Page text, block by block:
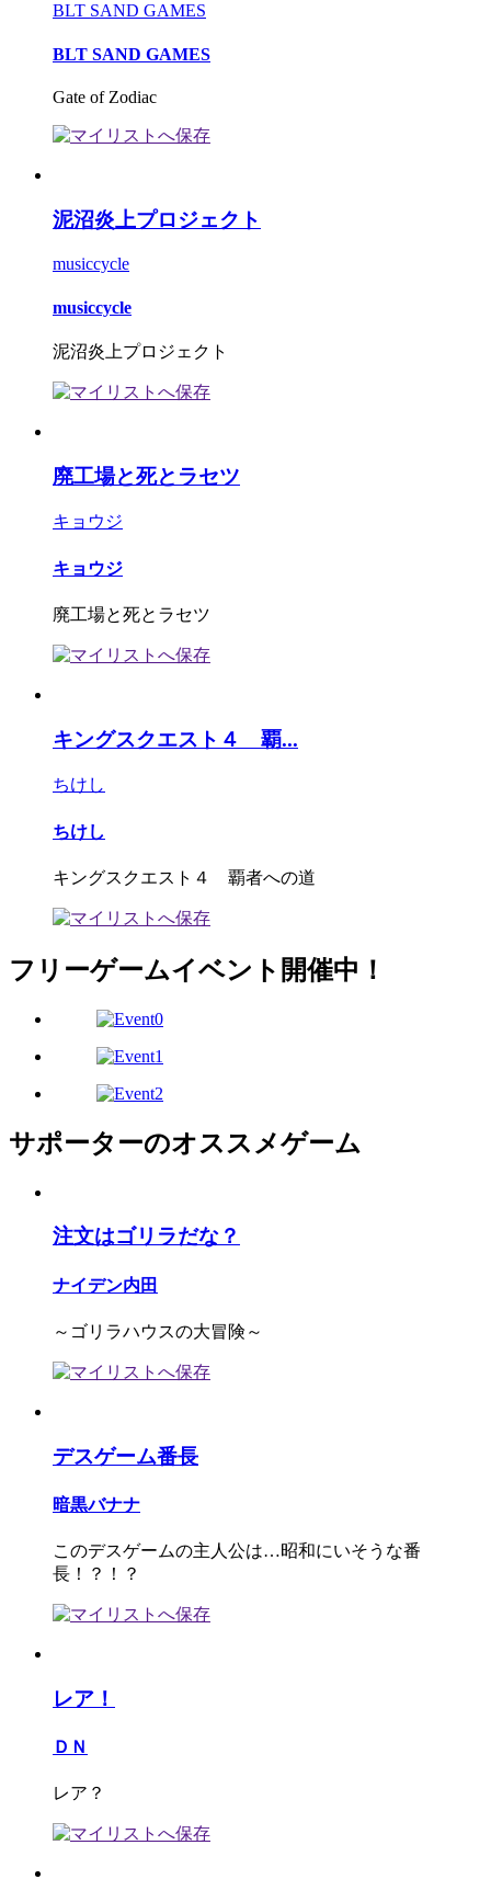
BLT SAND GAMES
BLT SAND GAMES
Gate of Zodiac
泥沼炎上プロジェクト
musiccycle
musiccycle
泥沼炎上プロジェクト
廃工場と死とラセツ
キョウジ
キョウジ
廃工場と死とラセツ
キングスクエスト４ 覇...
ちけし
ちけし
キングスクエスト４ 覇者への道
フリーゲームイベント開催中！
サポーターのオススメゲーム
注文はゴリラだな？
ナイデン内田
～ゴリラハウスの大冒険～
デスゲーム番長
暗黒バナナ
このデスゲームの主人公は…昭和にいそうな番
長！？！？
レア！
ＤＮ
レア？